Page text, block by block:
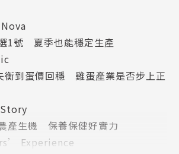
產品，體現農業的生技應用潛力。
生技產業的食品工業發展研究所長
品生技應用四大面向：保存、轉
利用；點出臺灣醱酵技術強項，提
開發特色生技產品，重點發展銀髮友
言。國立中興大學作為學研中心長
大教授王升陽指出，臺灣特有菌類
效益，香杉、香檬、土肉桂等特有
國立宜蘭大學學術副校長謝昌衛以多
1號 夏季也能穩定生產
衡到蛋價回穩 雞蛋產業是否步上正
產生機 保養保健好實力
Experience